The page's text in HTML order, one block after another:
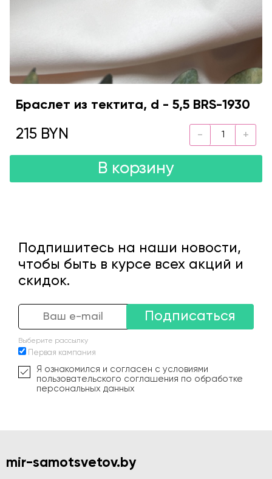
Браслет из тектита, d - 5,5 BRS-1930
215 BYN
В корзину
Подпишитесь на наши новости,
чтобы быть в курсе всех акций и
скидок.
Подписаться
Выберите рассылку
Первая кампания
Я ознакомился и согласен с условиями
пользовательского соглашения по обработке
персональных данных
mir-samotsvetov.by